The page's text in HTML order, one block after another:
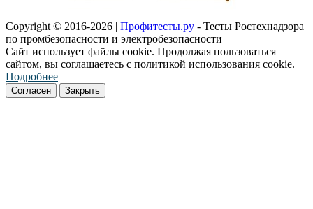
Copyright © 2016-2026 | Профитесты.ру - Тесты Ростехнадзора
по промбезопасности и электробезопасности
Сайт использует файлы cookie. Продолжая пользоваться
сайтом, вы соглашаетесь с политикой использования cookie.
Подробнее
Согласен Закрыть